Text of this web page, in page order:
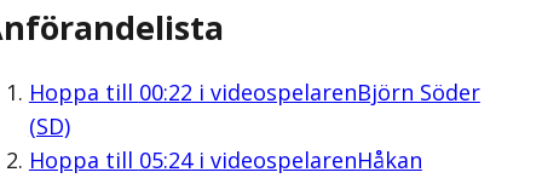
Hoppa till 00:22 i videospelarenBjörn Söder
(SD)
Hoppa till 05:24i videospelarenHåkan